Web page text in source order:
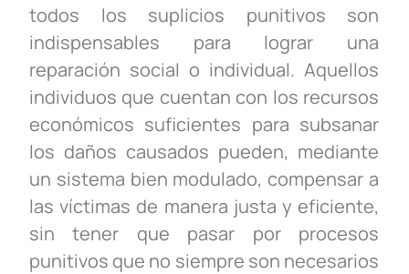
todos los suplicios punitivos son
indispensables para lograr una
reparación social o individual. Aquellos
individuos que cuentan con los recursos
económicos suficientes para subsanar
los daños causados pueden, mediante
un sistema bien modulado, compensar a
las víctimas de manera justa y eficiente,
sin tener que pasar por procesos
punitivos que no siempre son necesarios